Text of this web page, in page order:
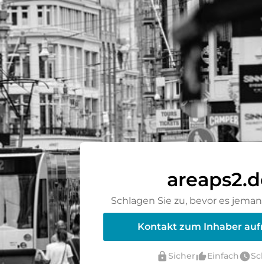
Schlagen Sie zu, bevor es
Kontakt zum Inhaber
lock Sicherthumb_up_altEinfachwatch_later